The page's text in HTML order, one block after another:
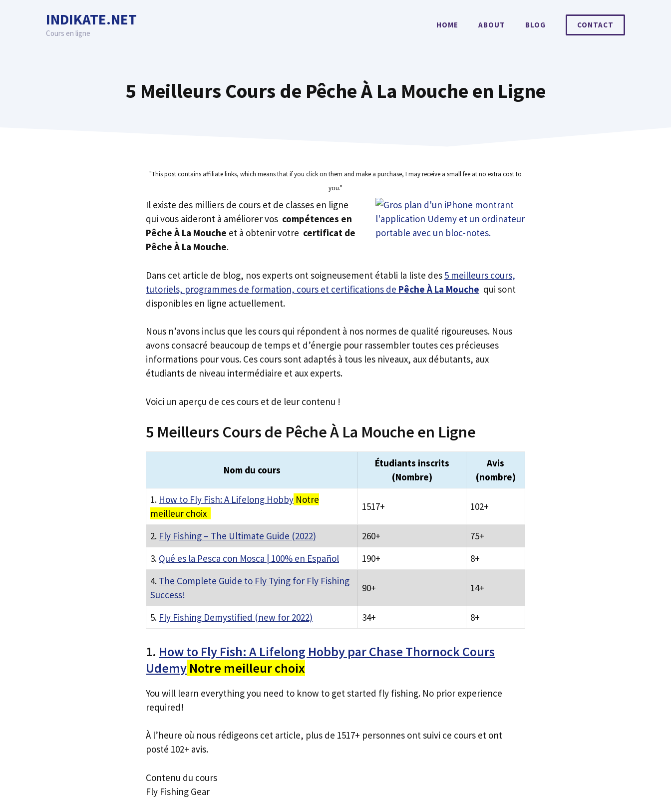
INDIKATE.NET
Cours en ligne
HOME ABOUT BLOG CONTACT
5 Meilleurs Cours de Pêche À La Mouche en Ligne
"This post contains affiliate links, which means that if you click on them and make a purchase, I may receive a small fee at no extra cost to
you."
Il existe des milliers de cours et de classes en ligne
qui vous aideront à améliorer vos compétences en
Pêche À La Mouche et à obtenir votre certificat de
Pêche À La Mouche.
Dans cet article de blog, nos experts ont soigneusement établi la liste des 5 meilleurs cours,
tutoriels, programmes de formation, cours et certifications de Pêche À La Mouche qui sont
disponibles en ligne actuellement.
Nous n’avons inclus que les cours qui répondent à nos normes de qualité rigoureuses. Nous
avons consacré beaucoup de temps et d’énergie pour rassembler toutes ces précieuses
informations pour vous. Ces cours sont adaptés à tous les niveaux, aux débutants, aux
étudiants de niveau intermédiaire et aux experts.
Voici un aperçu de ces cours et de leur contenu !
5 Meilleurs Cours de Pêche À La Mouche en Ligne
Nom du cours
Étudiants inscrits
(Nombre)
Avis
(nombre)
1. How to Fly Fish: A Lifelong Hobby Notre
meilleur choix
1517+ 102+
2. Fly Fishing – The Ultimate Guide (2022) 260+
75+
3. Qué es la Pesca con Mosca | 100% en Español 190+
8+
4. The Complete Guide to Fly Tying for Fly Fishing
Success!
90+ 14+
5. Fly Fishing Demystified (new for 2022) 34+ 8+
1. How to Fly Fish: A Lifelong Hobby par Chase Thornock Cours
Udemy Notre meilleur choix
You will learn everything you need to know to get started fly fishing. No prior experience
required!
À l’heure où nous rédigeons cet article, plus de 1517+ personnes ont suivi ce cours et ont
posté 102+ avis.
Contenu du cours
Fly Fishing Gear